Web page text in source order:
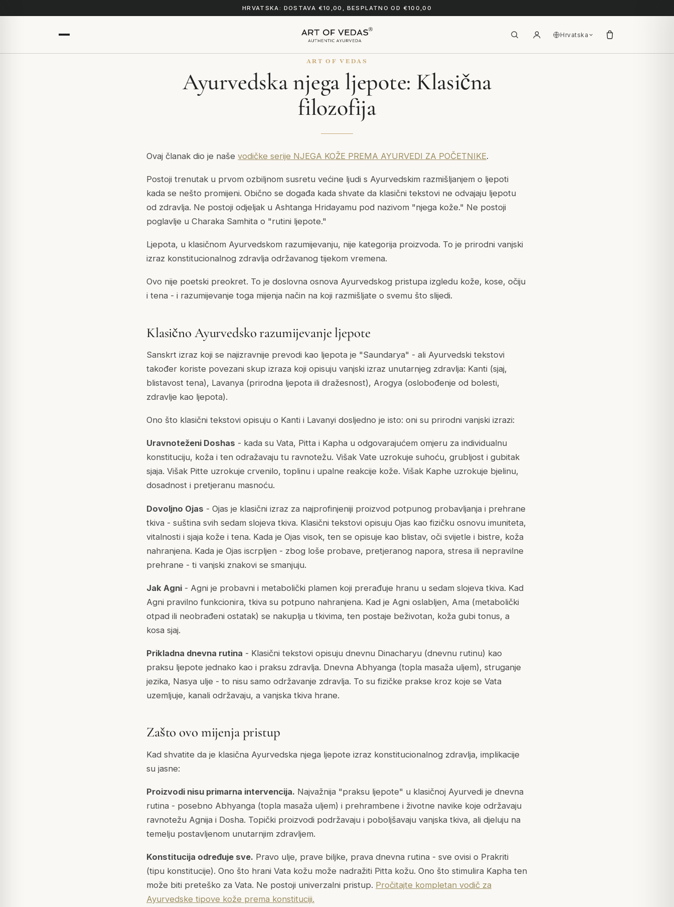
HRVATSKA: DOSTAVA €10,00, BESPLATNO OD €100,00
Hrvatska
ART OF VEDAS
Ayurvedska njega ljepote: Klasična
filozofija
Ovaj članak dio je naše vodičke serije NJEGA KOŽE PREMA AYURVEDI ZA POČETNIKE.
Postoji trenutak u prvom ozbiljnom susretu većine ljudi s Ayurvedskim razmišljanjem o ljepoti
kada se nešto promijeni. Obično se događa kada shvate da klasični tekstovi ne odvajaju ljepotu
od zdravlja. Ne postoji odjeljak u Ashtanga Hridayamu pod nazivom "njega kože." Ne postoji
poglavlje u Charaka Samhita o "rutini ljepote."
Ljepota, u klasičnom Ayurvedskom razumijevanju, nije kategorija proizvoda. To je prirodni vanjski
izraz konstitucionalnog zdravlja održavanog tijekom vremena.
Ovo nije poetski preokret. To je doslovna osnova Ayurvedskog pristupa izgledu kože, kose, očiju
i tena - i razumijevanje toga mijenja način na koji razmišljate o svemu što slijedi.
Klasično Ayurvedsko razumijevanje ljepote
Sanskrt izraz koji se najizravnije prevodi kao ljepota je "Saundarya" - ali Ayurvedski tekstovi
također koriste povezani skup izraza koji opisuju vanjski izraz unutarnjeg zdravlja: Kanti (sjaj,
blistavost tena), Lavanya (prirodna ljepota ili dražesnost), Arogya (oslobođenje od bolesti,
zdravlje kao ljepota).
Ono što klasični tekstovi opisuju o Kanti i Lavanyi dosljedno je isto: oni su prirodni vanjski izrazi:
Uravnoteženi Doshas - kada su Vata, Pitta i Kapha u odgovarajućem omjeru za individualnu
konstituciju, koža i ten odražavaju tu ravnotežu. Višak Vate uzrokuje suhoću, grubljost i gubitak
sjaja. Višak Pitte uzrokuje crvenilo, toplinu i upalne reakcije kože. Višak Kaphe uzrokuje bjelinu,
dosadnost i pretjeranu masnoću.
Dovoljno Ojas - Ojas je klasični izraz za najprofinjeniji proizvod potpunog probavljanja i prehrane
tkiva - suština svih sedam slojeva tkiva. Klasični tekstovi opisuju Ojas kao fizičku osnovu imuniteta,
vitalnosti i sjaja kože i tena. Kada je Ojas visok, ten se opisuje kao blistav, oči svijetle i bistre, koža
nahranjena. Kada je Ojas iscrpljen - zbog loše probave, pretjeranog napora, stresa ili nepravilne
prehrane - ti vanjski znakovi se smanjuju.
Jak Agni - Agni je probavni i metabolički plamen koji prerađuje hranu u sedam slojeva tkiva. Kad
Agni pravilno funkcionira, tkiva su potpuno nahranjena. Kad je Agni oslabljen, Ama (metabolički
otpad ili neobrađeni ostatak) se nakuplja u tkivima, ten postaje beživotan, koža gubi tonus, a
kosa sjaj.
Prikladna dnevna rutina - Klasični tekstovi opisuju dnevnu Dinacharyu (dnevnu rutinu) kao
praksu ljepote jednako kao i praksu zdravlja. Dnevna Abhyanga (topla masaža uljem), struganje
jezika, Nasya ulje - to nisu samo održavanje zdravlja. To su fizičke prakse kroz koje se Vata
uzemljuje, kanali održavaju, a vanjska tkiva hrane.
Zašto ovo mijenja pristup
Kad shvatite da je klasična Ayurvedska njega ljepote izraz konstitucionalnog zdravlja, implikacije
su jasne:
Proizvodi nisu primarna intervencija. Najvažnija "praksu ljepote" u klasičnoj Ayurvedi je dnevna
rutina - posebno Abhyanga (topla masaža uljem) i prehrambene i životne navike koje održavaju
ravnotežu Agnija i Dosha. Topički proizvodi podržavaju i poboljšavaju vanjska tkiva, ali djeluju na
temelju postavljenom unutarnjim zdravljem.
Konstitucija određuje sve. Pravo ulje, prave biljke, prava dnevna rutina - sve ovisi o Prakriti
(tipu konstitucije). Ono što hrani Vata kožu može nadražiti Pitta kožu. Ono što stimulira Kapha ten
može biti preteško za Vata. Ne postoji univerzalni pristup. Pročitajte kompletan vodič za
Ayurvedske tipove kože prema konstituciji.